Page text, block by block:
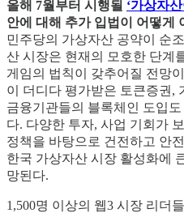
올해 7월부터 시행될 ‘가상자
안에 대해 추가 입법이 어떻게
민주당의 가상자산 공약이 순
산 시장은 현재의 모호한 단계
게임의 법칙이 갖추어질 전망
이 더디다 평가받은 토큰증권,
금융기관들의 블록체인 도입
다. 다양한 투자, 사업 기회가
정책을 바탕으로 건전하고 안
한국 가상자산 시장 활성화에
망된다.
1,500명 이상의 웹3 시장 리더